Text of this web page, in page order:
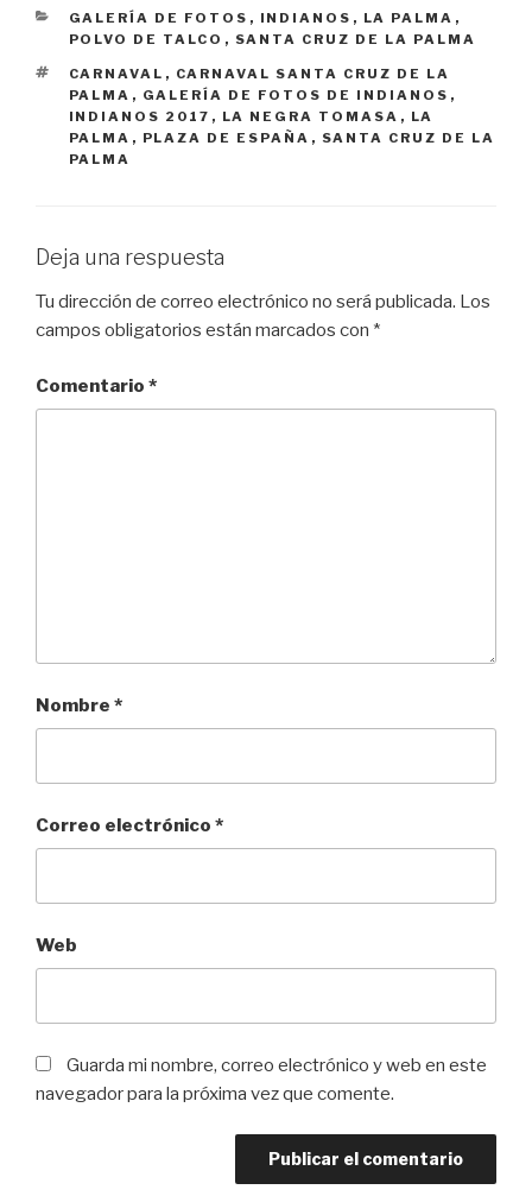
CATEGORÍAS
GALERÍA DE FOTOS , INDIANOS , LA PALMA ,
POLVO DE TALCO , SANTA CRUZ DE LA PALMA
ETIQUETAS
CARNAVAL , CARNAVAL SANTA CRUZ DE LA
PALMA , GALERÍA DE FOTOS DE INDIANOS ,
INDIANOS 2017 , LA NEGRA TOMASA , LA
PALMA , PLAZA DE ESPAÑA , SANTA CRUZ DE LA
PALMA
Deja una respuesta
Tu dirección de correo electrónico no será publicada. Los
campos obligatorios están marcados con *
Comentario *
Nombre *
Correo electrónico *
Web
Guarda mi nombre, correo electrónico y web en este
navegador para la próxima vez que comente.